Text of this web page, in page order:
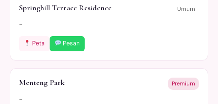
Springhill Terrace Residence Umum
-
Peta Pesan
Menteng Park Premium
-